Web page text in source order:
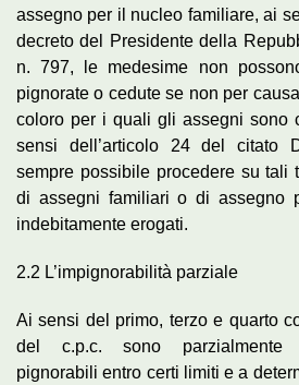
assegno per il nucleo familiare, ai
decreto del Presidente della
n. 797, le medesime non
pignorate o cedute se non per
coloro per i quali gli assegni sono
sensi dell’articolo 24 del citato
sempre possibile procedere su tali
di assegni familiari o di assegno
indebitamente erogati.
2.2 L’impignorabilità parziale
Ai sensi del primo, terzo e quarto
del c.p.c. sono parzialmente
pignorabili entro certi limiti e a